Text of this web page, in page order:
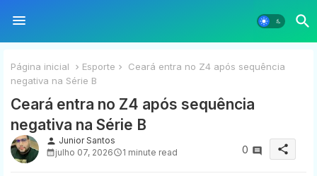
Página inicial Esporte
Ceará entra no Z4 após sequência
negativa na Série B
Ceará entra no Z4 após sequência
negativa na Série B
person Junior Santos
julho 07, 2026
1 minute read 0 share